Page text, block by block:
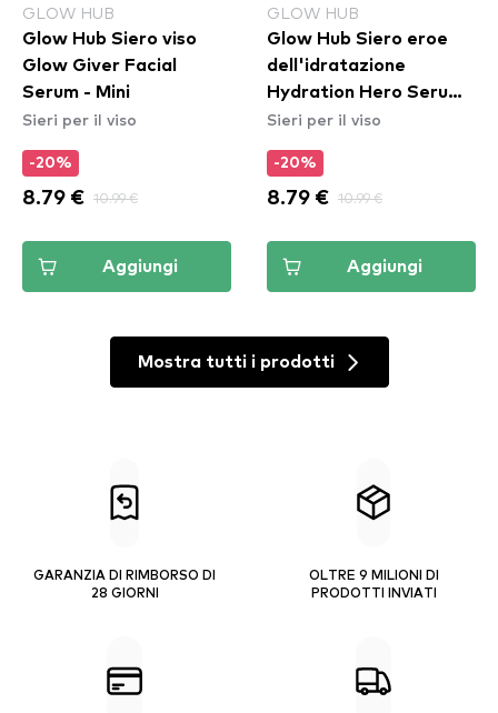
GLOW HUB
Glow Hub Siero viso
Glow Giver Facial
Serum - Mini
Sieri per il viso
-20%
8.79 € 10.99 €
Aggiungi
GLOW HUB
Glow Hub Siero eroe
dell'idratazione
Hydration Hero Serum -
Mini
Sieri per il viso
-20%
8.79 € 10.99 €
Aggiungi
Mostra tutti i prodotti
GARANZIA DI RIMBORSO DI
28 GIORNI
OLTRE 9 MILIONI DI
PRODOTTI INVIATI